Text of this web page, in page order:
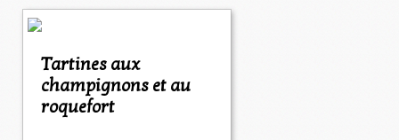
Tartines aux
champignons et au
roquefort